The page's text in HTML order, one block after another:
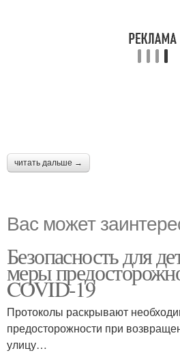
читать дальше →
Вас может
Безопасность для
меры
COVID-19
Протоколы раскрывают
предосторожности при
улицу…